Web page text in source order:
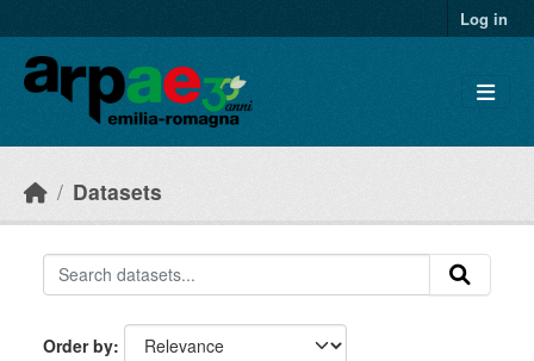
Log in
Datasets
Order by